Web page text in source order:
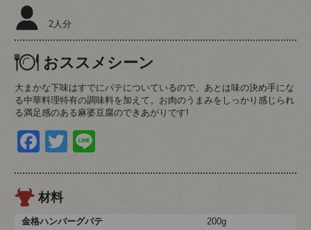
2人分
おススメシーン
大まかな下味はすでにパテについているので、あとは味の決め手にな
る中華料理特有の調味料を加えて。お肉のうまみをしっかり感じられ
る満足感のある麻婆豆腐のできあがりです!
Facebook
Twitter
材料
金格ハンバーグパテ
200g